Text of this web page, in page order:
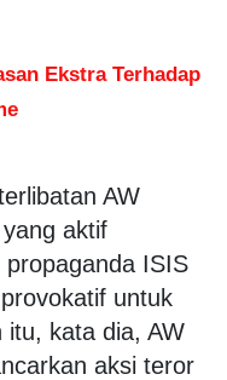
Ekstra Terhadap
AW
yang aktif
ISIS
untuk
itu, kata dia, AW
aksi teror